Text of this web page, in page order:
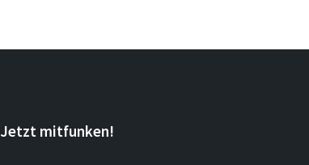
Jetzt mitfunken!